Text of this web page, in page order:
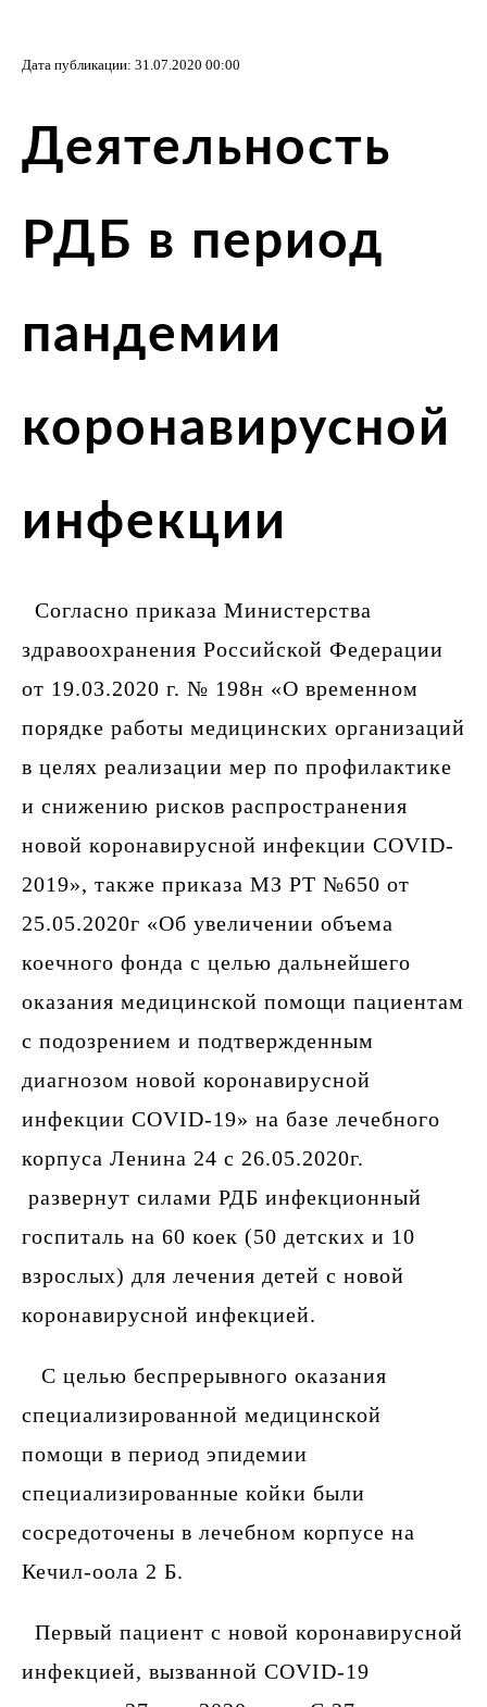
Дата публикации: 31.07.2020 00:00
Деятельность
РДБ в период
пандемии
коронавирусной
инфекции
Согласно приказа Министерства
здравоохранения Российской Федерации
от 19.03.2020 г. № 198н «О временном
порядке работы медицинских организаций
в целях реализации мер по профилактике
и снижению рисков распространения
новой коронавирусной инфекции COVID-
2019», также приказа МЗ РТ №650 от
25.05.2020г «Об увеличении объема
коечного фонда с целью дальнейшего
оказания медицинской помощи пациентам
с подозрением и подтвержденным
диагнозом новой коронавирусной
инфекции COVID-19» на базе лечебного
корпуса Ленина 24 с 26.05.2020г.
развернут силами РДБ инфекционный
госпиталь на 60 коек (50 детских и 10
взрослых) для лечения детей с новой
коронавирусной инфекцией.
С целью беспрерывного оказания
специализированной медицинской
помощи в период эпидемии
специализированные койки были
сосредоточены в лечебном корпусе на
Кечил-оола 2 Б.
Первый пациент с новой коронавирусной
инфекцией, вызванной COVID-19